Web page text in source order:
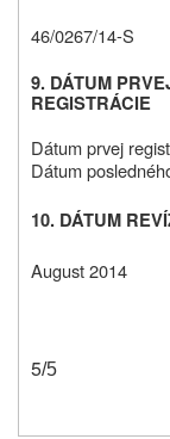
46/0267/14-S
9. DÁTUM
REGISTRÁCIE
Dátum prvej
Dátum
10. DÁTUM
August 2014
5/5